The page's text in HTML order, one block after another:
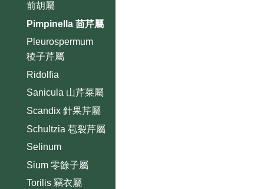
前胡屬
Pimpinella 茴芹屬
Pleurospermum
稜子芹屬
Ridolfia
Sanicula 山芹菜屬
Scandix 針果芹屬
Schultzia 苞裂芹屬
Selinum
Sium 零餘子屬
Torilis 竊衣屬